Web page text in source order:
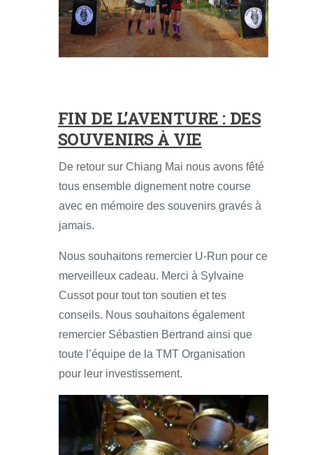
FIN DE L’AVENTURE : DES
SOUVENIRS À VIE
De retour sur Chiang Mai nous avons fêté
tous ensemble dignement notre course
avec en mémoire des souvenirs gravés à
jamais.
Nous souhaitons remercier U-Run pour ce
merveilleux cadeau. Merci à Sylvaine
Cussot pour tout ton soutien et tes
conseils. Nous souhaitons également
remercier Sébastien Bertrand ainsi que
toute l’équipe de la TMT Organisation
pour leur investissement.